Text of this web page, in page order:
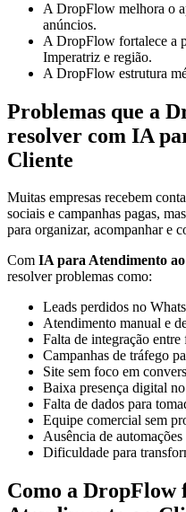
A DropFlow melhora o
anúncios.
A DropFlow fortalece a
Imperatriz e região.
A DropFlow estrutura
Problemas que a
resolver com IA
Cliente
Muitas empresas recebem
sociais e campanhas pagas,
para organizar, acompanhar e
Com IA para Atendimento
resolver problemas como:
Leads perdidos no
Atendimento manual e
Falta de integração entre
Campanhas de tráfego
Site sem foco em
Baixa presença digital
Falta de dados para
Equipe comercial sem
Ausência de
Dificuldade para
Como a DropFlow